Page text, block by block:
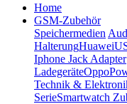
Home
GSM-Zubehör
Speichermedien
HalterungHuawei
Iphone Jack Adapter
LadegeräteOppo
Technik &
SerieSmartwatch